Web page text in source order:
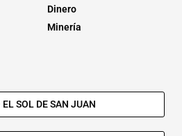
Dinero
Minería
EL SOL DE SAN JUAN